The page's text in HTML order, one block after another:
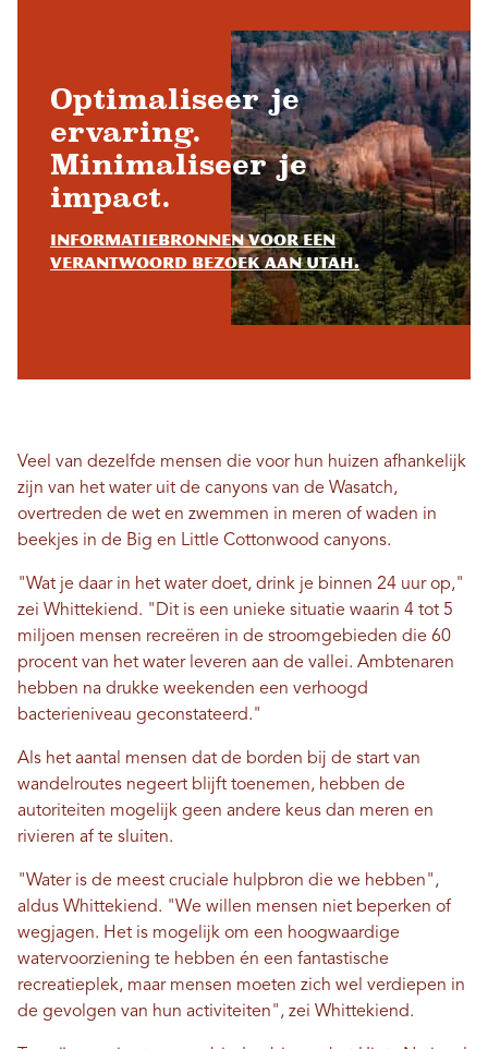
Optimaliseer je
ervaring.
Minimaliseer je
impact.
Informatiebronnen voor een
verantwoord bezoek aan Utah.
Veel van dezelfde mensen die voor hun huizen afhankelijk
zijn van het water uit de canyons van de Wasatch,
overtreden de wet en zwemmen in meren of waden in
beekjes in de Big en Little Cottonwood canyons.
"Wat je daar in het water doet, drink je binnen 24 uur op,"
zei Whittekiend. "Dit is een unieke situatie waarin 4 tot 5
miljoen mensen recreëren in de stroomgebieden die 60
procent van het water leveren aan de vallei. Ambtenaren
hebben na drukke weekenden een verhoogd
bacterieniveau geconstateerd."
Als het aantal mensen dat de borden bij de start van
wandelroutes negeert blijft toenemen, hebben de
autoriteiten mogelijk geen andere keus dan meren en
rivieren af ​​te sluiten.
"Water is de meest cruciale hulpbron die we hebben",
aldus Whittekiend. "We willen mensen niet beperken of
wegjagen. Het is mogelijk om een ​​hoogwaardige
watervoorziening te hebben én een fantastische
recreatieplek, maar mensen moeten zich wel verdiepen in
de gevolgen van hun activiteiten", zei Whittekiend.